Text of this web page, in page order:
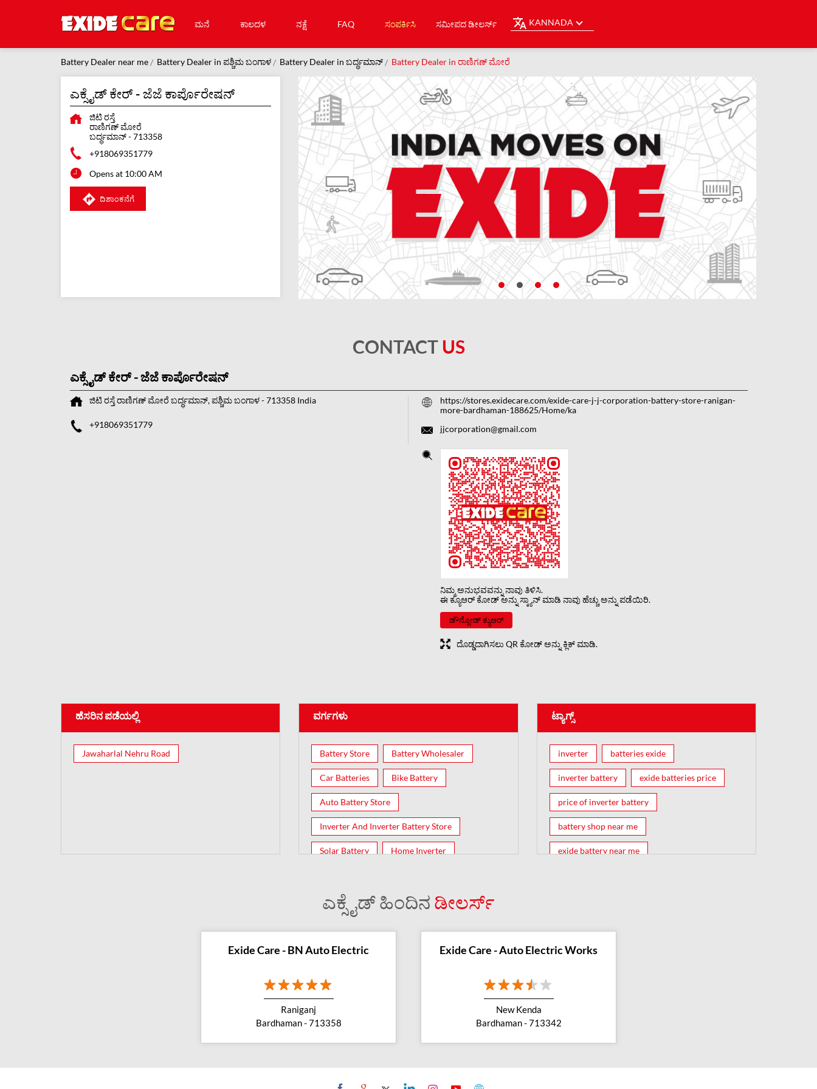
ಮನೆ ಕಾಲದಳ ನಕ್ಷೆ FAQ ಸಂಪರ್ಕಿಸಿ ಸಮೀಪದ ಡೀಲರ್ಸ್ KANNADA
Battery Dealer near me Battery Dealer in ಪಶ್ಚಿಮ ಬಂಗಾಳ Battery Dealer in ಬರ್ದ್ಧಮಾನ್ Battery Dealer in ರಾಣಿಗಣ್ ಮೋರೆ
ಎಕ್ಸೈಡ್ ಕೇರ್ - ಜೆಜೆ ಕಾರ್ಪೊರೇಷನ್
ಜಿಟಿ ರಸ್ತೆ
ರಾಣಿಗಣ್ ಮೋರೆ
ಬರ್ದ್ಧಮಾನ್-713358
+918069351779
Opens at 10:00 AM
ದಿಶಾಂಕನೆಗೆ
CONTACT US
ಎಕ್ಸೈಡ್ ಕೇರ್ - ಜೆಜೆ ಕಾರ್ಪೊರೇಷನ್
ಜಿಟಿ ರಸ್ತೆ ರಾಣಿಗಣ್ ಮೋರೆ ಬರ್ದ್ಧಮಾನ್, ಪಶ್ಚಿಮ ಬಂಗಾಳ-713358 India
+918069351779
https://stores.exidecare.com/exide-care-j-j-corporation-battery-store-ranigan-
more-bardhaman-188625/Home/ka
jjcorporation@gmail.com
ನಿಮ್ಮ ಅನುಭವವನ್ನು ನಾವು ತಿಳಿಸಿ.
ಈ ಕ್ಯೂಆರ್ ಕೋಡ್ ಅನ್ನು ಸ್ಕ್ಯಾನ್ ಮಾಡಿ ನಾವು ಹೆಚ್ಚು ಅನ್ನು ಪಡೆಯಿರಿ.
ಡೌನ್ಲೋಡ್ ಕ್ಯುಆರ್
ದೊಡ್ಡದಾಗಿಸಲು QR ಕೋಡ್ ಅನ್ನು ಕ್ಲಿಕ್ ಮಾಡಿ.
ಹೆಸರಿನ ಪಡೆಯಲ್ಲಿ
Jawaharlal Nehru Road
ವರ್ಗಗಳು
Battery Store Battery Wholesaler
Car Batteries Bike Battery
Auto Battery Store
Inverter And Inverter Battery Store
Solar Battery Home Inverter
ಟ್ಯಾಗ್ಸ್
inverter batteries exide
inverter battery exide batteries price
price of inverter battery
battery shop near me
exide battery near me
battery car near me
inverter battery shop near me
exide dealer near me
ಎಕ್ಸೈಡ್ ಹಿಂದಿನ ಡೀಲರ್ಸ್
Exide Care - BN Auto Electric
Raniganj
Bardhaman - 713358
Exide Care - Auto Electric Works
New Kenda
Bardhaman - 713342